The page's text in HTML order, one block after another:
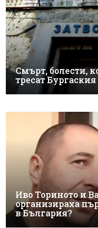
Смърт, болести,
тресат Бургаския
Иво Ториното и
организираха
в България?